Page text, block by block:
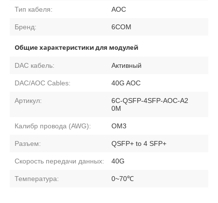
Тип кабеля: AOC
Бренд: 6COM
Общие характеристики для модулей
DAC кабель: Активный
DAC/AOC Cables: 40G AOC
Артикул:
6C-QSFP-4SFP-AOC-A2
0M
Калибр провода (AWG): OM3
Разъем: QSFP+ to 4 SFP+
Скорость передачи данных: 40G
Температура: 0~70℃